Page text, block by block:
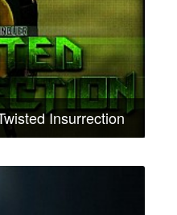
Insurrection